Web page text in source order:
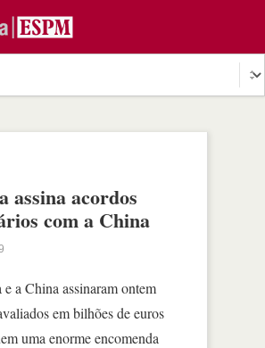
assina acordos
com a China
a China assinaram ontem
em bilhões de euros
uma enorme encomenda